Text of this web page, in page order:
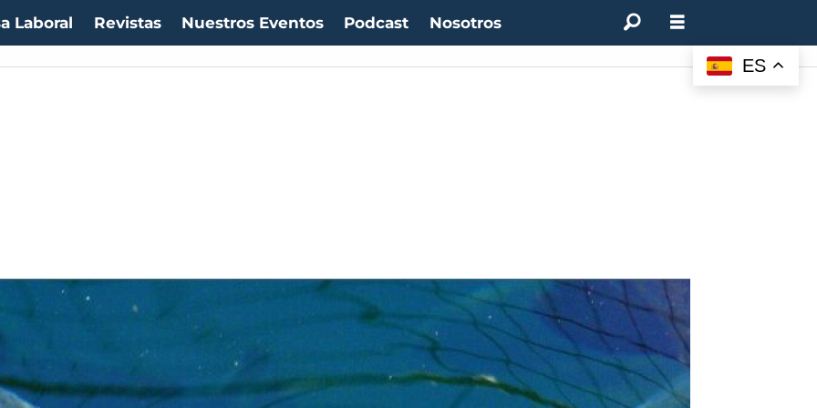
Laboral Revistas Nuestros Eventos Podcast Nosotros
ES